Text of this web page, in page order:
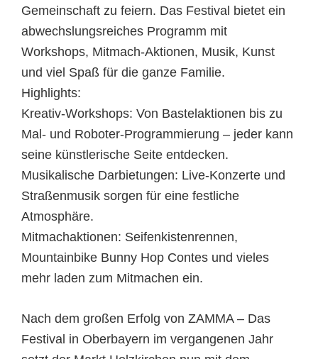
Gemeinschaft zu feiern. Das Festival bietet ein
abwechslungsreiches Programm mit
Workshops, Mitmach-Aktionen, Musik, Kunst
und viel Spaß für die ganze Familie.
Highlights:
Kreativ-Workshops: Von Bastelaktionen bis zu
Mal- und Roboter-Programmierung – jeder kann
seine künstlerische Seite entdecken.
Musikalische Darbietungen: Live-Konzerte und
Straßenmusik sorgen für eine festliche
Atmosphäre.
Mitmachaktionen: Seifenkistenrennen,
Mountainbike Bunny Hop Contes und vieles
mehr laden zum Mitmachen ein.
Nach dem großen Erfolg von ZAMMA – Das
Festival in Oberbayern im vergangenen Jahr